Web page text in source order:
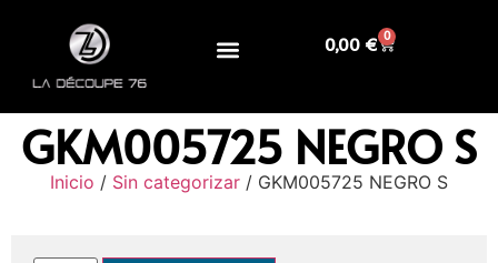
0,00 € 0
GKM005725 NEGRO S
Inicio / Sin categorizar / GKM005725 NEGRO S